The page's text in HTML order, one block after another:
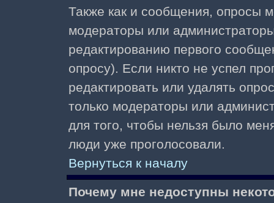
Также как и сообщения, опросы
модераторы или
редактированию первого
опросу). Если никто не успел
редактировать или удалять
только модераторы или
для того, чтобы нельзя было
люди уже проголосовали.
Вернуться к началу
Почему мне недоступны